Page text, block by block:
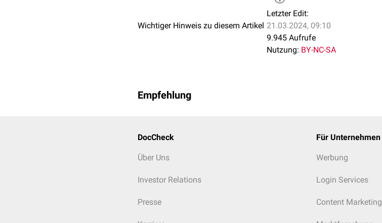
Wichtiger Hinweis zu diesem Artikel
Letzter Edit:
21.03.2024, 09:10
9.945 Aufrufe
Nutzung: BY-NC-SA
Empfehlung
DocCheck
Über Uns
Investor Relations
Presse
Für Unternehmen
Werbung
Login Services
Content Marketing